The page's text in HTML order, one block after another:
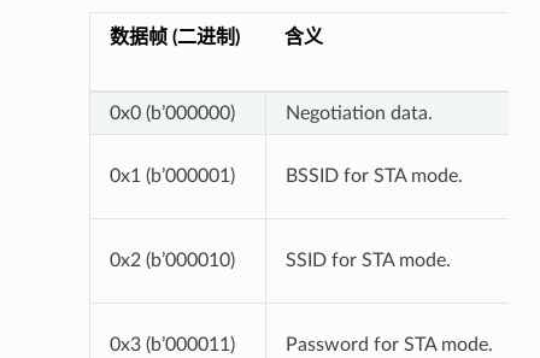
数据帧 (二进制) 含义
0x0 (b’000000) Negotiation data.
0x1 (b’000001) BSSID for STA mode.
0x2 (b’000010) SSID for STA mode.
0x3 (b’000011) Password for STA mode.